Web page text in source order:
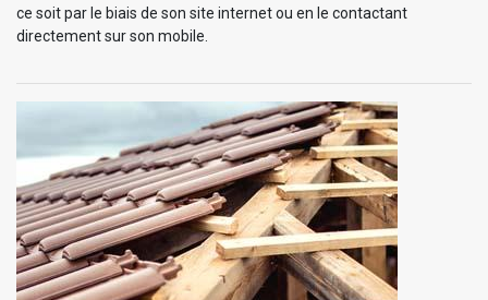
ce soit par le biais de son site internet ou en le contactant
directement sur son mobile.